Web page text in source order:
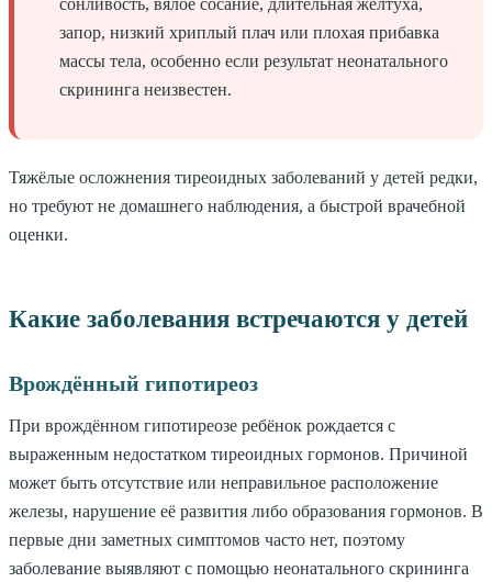
сонливость, вялое сосание, длительная желтуха,
запор, низкий хриплый плач или плохая прибавка
массы тела, особенно если результат неонатального
скрининга неизвестен.
Тяжёлые осложнения тиреоидных заболеваний у детей редки,
но требуют не домашнего наблюдения, а быстрой врачебной
оценки.
Какие заболевания встречаются у детей
Врождённый гипотиреоз
При врождённом гипотиреозе ребёнок рождается с
выраженным недостатком тиреоидных гормонов. Причиной
может быть отсутствие или неправильное расположение
железы, нарушение её развития либо образования гормонов. В
первые дни заметных симптомов часто нет, поэтому
заболевание выявляют с помощью неонатального скрининга